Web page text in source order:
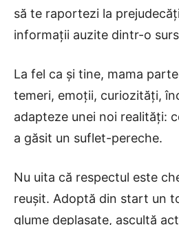
să te raportezi la
informații auzite dintr-o
La fel ca și tine, mama
temeri, emoții, curiozități,
adapteze unei noi realități:
a găsit un suflet-pereche.
Nu uita că respectul este
reușit. Adoptă din start un
glume deplasate, ascultă